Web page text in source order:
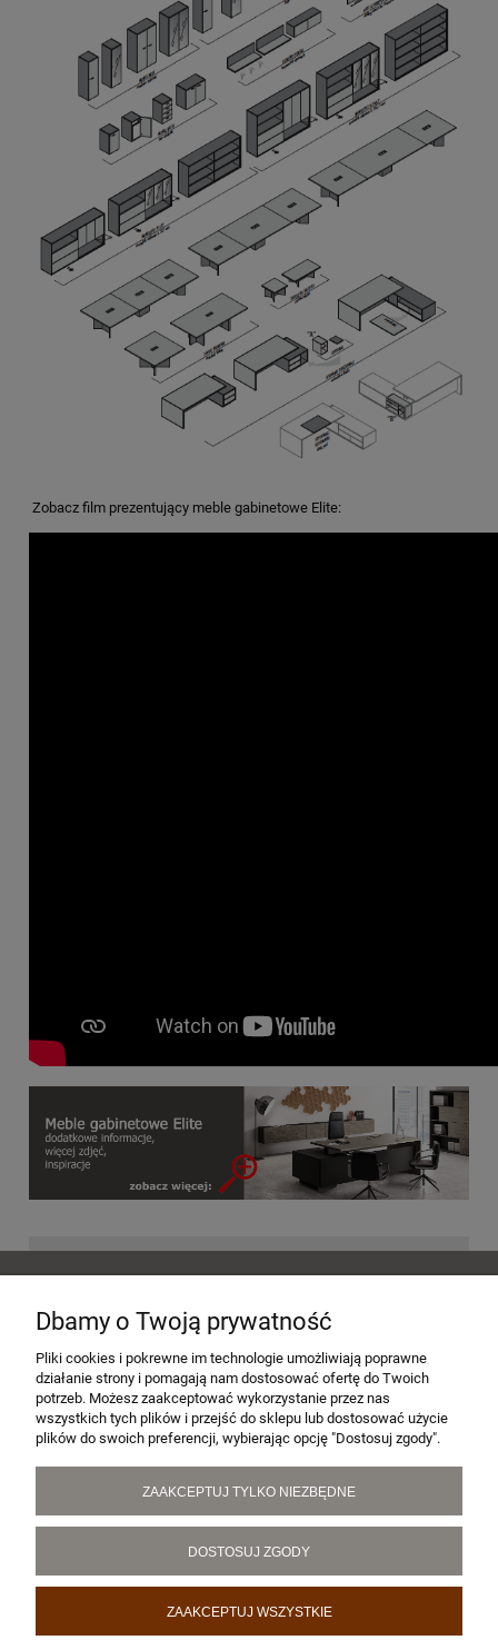
Zobacz film prezentujący meble gabinetowe Elite:
MOJE KONTO
PŁATNOŚCI I DOSTAWA
INFORMACJE
Dbamy o Twoją prywatność
Pliki cookies i pokrewne im technologie umożliwiają poprawne
działanie strony i pomagają nam dostosować ofertę do Twoich
potrzeb. Możesz zaakceptować wykorzystanie przez nas
wszystkich tych plików i przejść do sklepu lub dostosować użycie
plików do swoich preferencji, wybierając opcję "Dostosuj zgody".
ZAAKCEPTUJ TYLKO NIEZBĘDNE
DOSTOSUJ ZGODY
ZAAKCEPTUJ WSZYSTKIE